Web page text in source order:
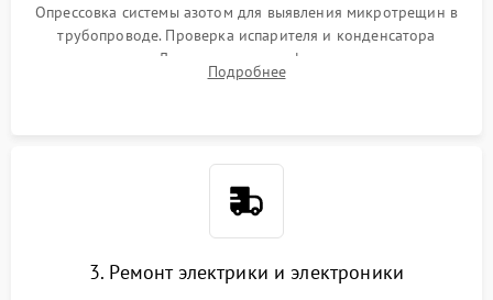
Опрессовка системы азотом для выявления микротрещин в
трубопроводе. Проверка испарителя и конденсатора
течеискателем. Демонтаж старого фильтра-осушителя и
продувка капиллярной трубки для устранения засоров.
Подробнее
3. Ремонт электрики и электроники